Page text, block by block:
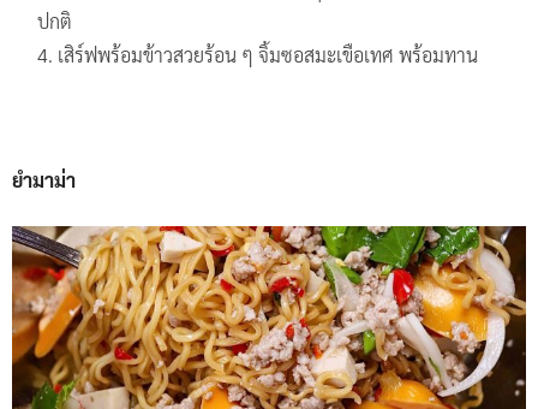
ปกติ
เสิร์ฟพร้อมข้าวสวยร้อน ๆ จิ้มซอสมะเขือเทศ พร้อมทาน
ยำมาม่า